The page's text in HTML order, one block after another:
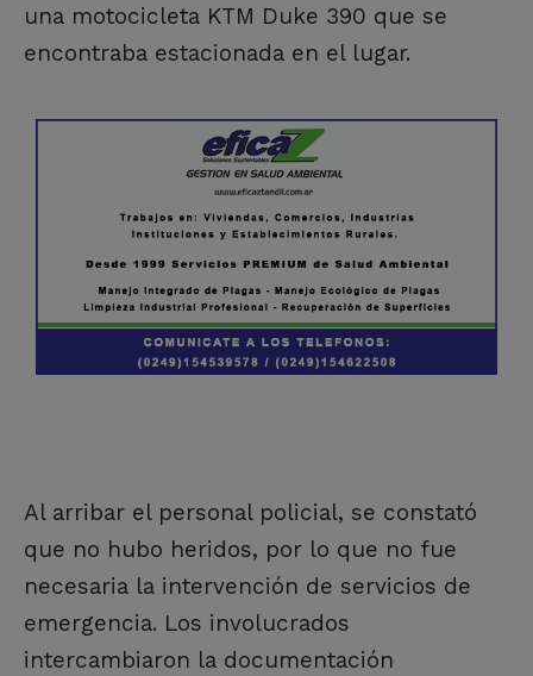
una motocicleta KTM Duke 390 que se
encontraba estacionada en el lugar.
Al arribar el personal policial, se constató
que no hubo heridos, por lo que no fue
necesaria la intervención de servicios de
emergencia. Los involucrados
intercambiaron la documentación